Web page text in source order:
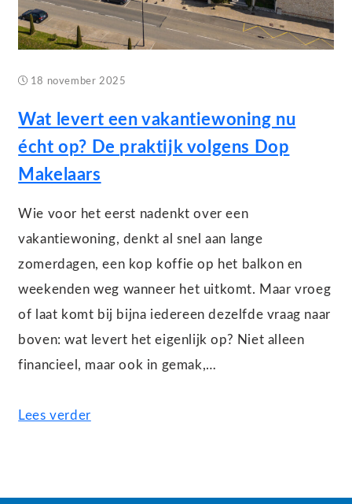
18 november 2025
Wat levert een vakantiewoning nu
écht op? De praktijk volgens Dop
Makelaars
Wie voor het eerst nadenkt over een
vakantiewoning, denkt al snel aan lange
zomerdagen, een kop koffie op het balkon en
weekenden weg wanneer het uitkomt. Maar vroeg
of laat komt bij bijna iedereen dezelfde vraag naar
boven: wat levert het eigenlijk op? Niet alleen
financieel, maar ook in gemak,…
Lees verder